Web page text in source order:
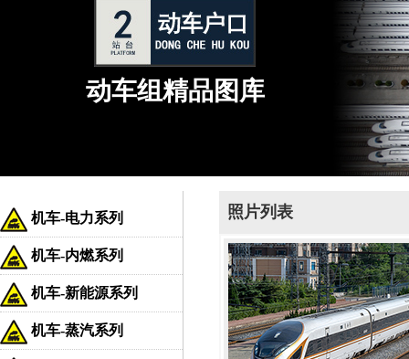
动车组精品图库
机车-电力系列
机车-内燃系列
机车-新能源系列
机车-蒸汽系列
照片列表